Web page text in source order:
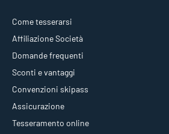
Come tesserarsi
Affiliazione Società
Domande frequenti
Sconti e vantaggi
Convenzioni skipass
Assicurazione
Tesseramento online